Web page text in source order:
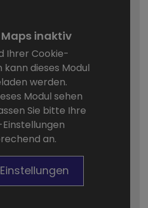
inaktiv
Ihrer Cookie-
kann dieses Modul
werden.
Modul sehen
Sie bitte Ihre
an.